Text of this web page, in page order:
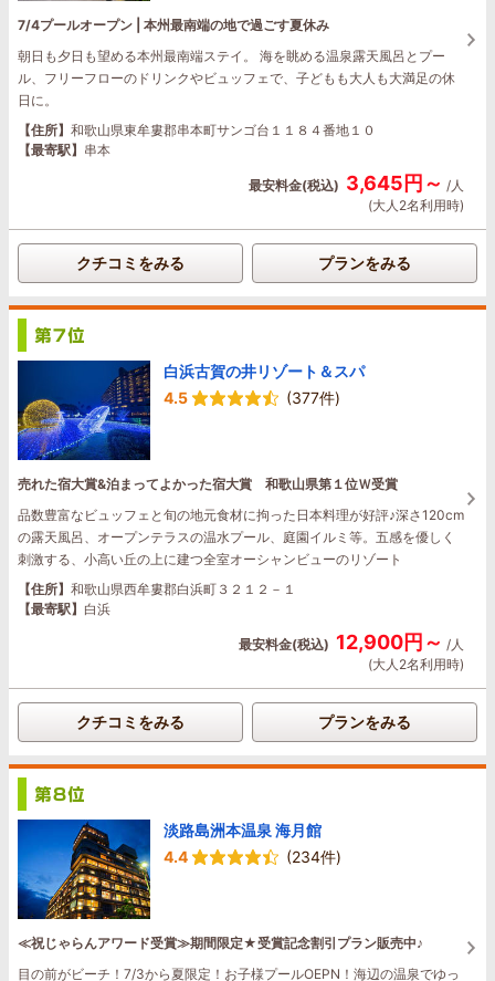
7/4プールオープン | 本州最南端の地で過ごす夏休み
朝日も夕日も望める本州最南端ステイ。 海を眺める温泉露天風呂とプー
ル、フリーフローのドリンクやビュッフェで、子どもも大人も大満足の休
日に。
【住所】 和歌山県東牟婁郡串本町サンゴ台１１８４番地１０
【最寄駅】 串本
最安料金(税込) 3,645円～ /人
(大人2名利用時)
クチコミをみる プランをみる
白浜古賀の井リゾート＆スパ
4.5
(377件)
売れた宿大賞&泊まってよかった宿大賞 和歌山県第１位Ｗ受賞
品数豊富なビュッフェと旬の地元食材に拘った日本料理が好評♪深さ120cm
の露天風呂、オープンテラスの温水プール、庭園イルミ等。五感を優しく
刺激する、小高い丘の上に建つ全室オーシャンビューのリゾート
【住所】 和歌山県西牟婁郡白浜町３２１２－１
【最寄駅】 白浜
最安料金(税込) 12,900円～ /人
(大人2名利用時)
クチコミをみる プランをみる
淡路島洲本温泉 海月館
4.4
(234件)
≪祝じゃらんアワード受賞≫期間限定★受賞記念割引プラン販売中♪
目の前がビーチ！7/3から夏限定！お子様プールOEPN！海辺の温泉でゆっ